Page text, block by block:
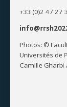
+33 (0)2 47 27
Photos: ©
Universités de
Camille Gharbi